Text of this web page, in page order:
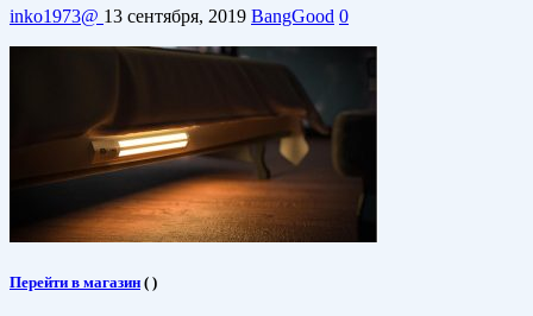
inko1973@ 13 сентября, 2019 BangGood 0
Перейти в магазин ( )